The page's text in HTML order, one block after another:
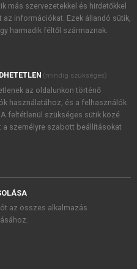
akcióiról.
Kiadó Zrt. újdonságairól,
foglaltakat tudomásul
, valamint a szotar.netés a
foglaltakat
más szervezetekkel és hirdetőkkel
információkat. Ezek állandó sütik,
harmadik féltől származnak.
(mindig szükséges)
az oldalunkon történő
használatához, és a felhasználók
feltétlenül szükséges sütik közé
személyre szabott beállításokat
az összes alkalmazás